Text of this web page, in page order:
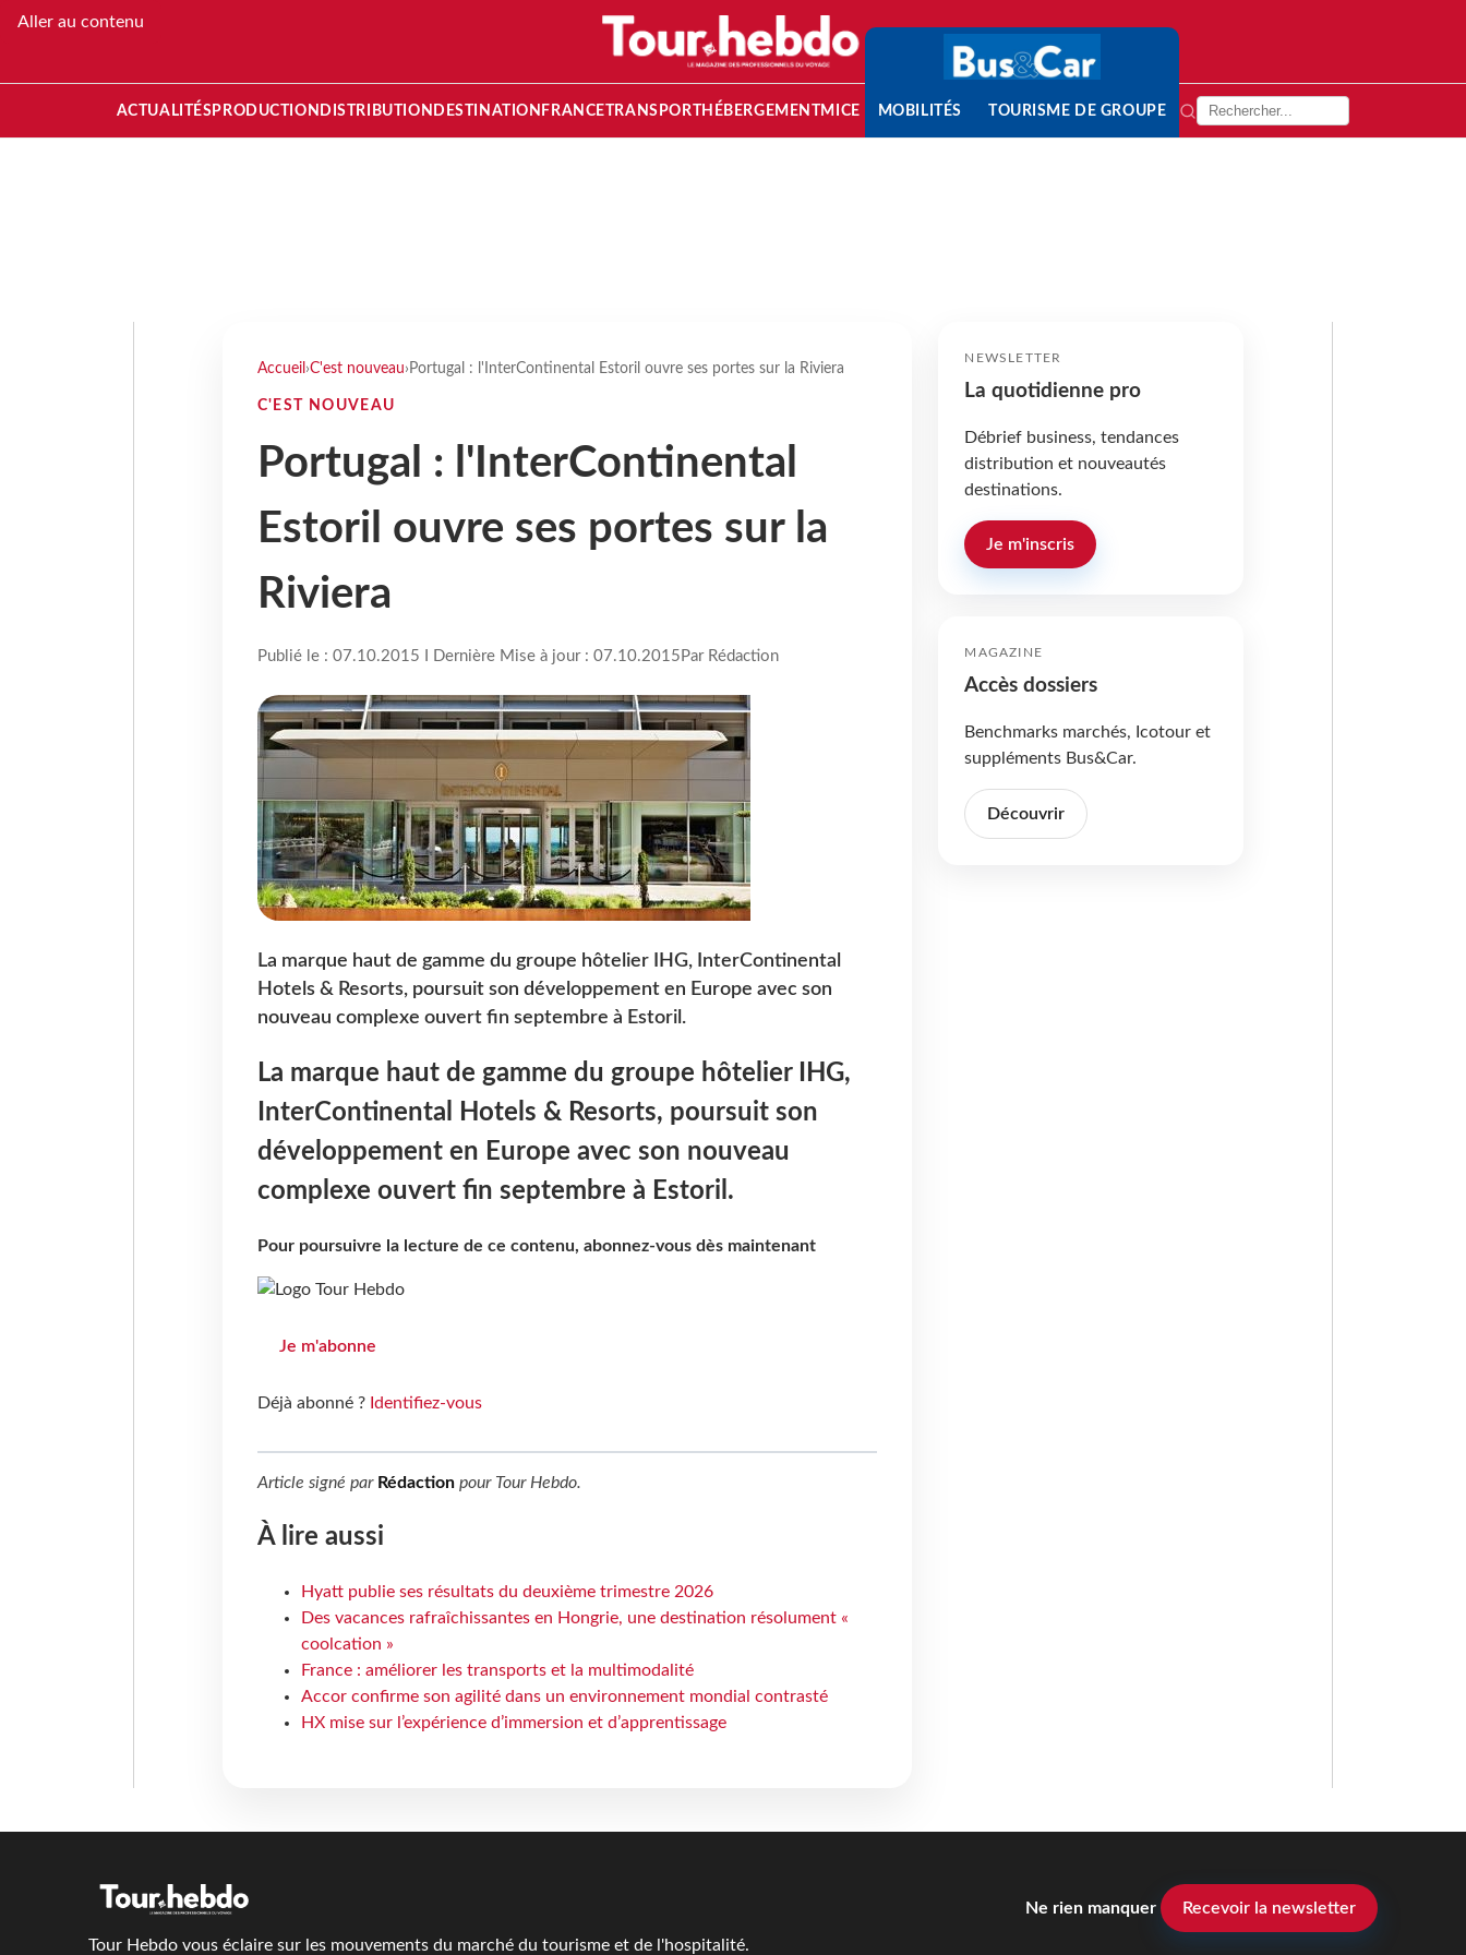
Aller au contenu
ACTUALITÉS PRODUCTION DISTRIBUTION DESTINATION FRANCETRANSPORT HÉBERGEMENTMICE MOBILITÉS TOURISME DE GROUPE
Accueil ›C'est nouveau› Portugal : l'InterContinental Estoril ouvre ses portes sur la Riviera
C'EST NOUVEAU
Portugal : l'InterContinental
Estoril ouvre ses portes sur la
Riviera
Publié le : 07.10.2015 I Dernière Mise à jour : 07.10.2015 Par Rédaction
La marque haut de gamme du groupe hôtelier IHG, InterContinental
Hotels & Resorts, poursuit son développement en Europe avec son
nouveau complexe ouvert fin septembre à Estoril.
La marque haut de gamme du groupe hôtelier IHG,
InterContinental Hotels & Resorts, poursuit son
développement en Europe avec son nouveau
complexe ouvert fin septembre à Estoril.
Pour poursuivre la lecture de ce contenu, abonnez-vous dès maintenant
Je m'abonne
Déjà abonné ? Identifiez-vous
Article signé par Rédactionpour Tour Hebdo.
À lire aussi
Hyatt publie ses résultats du deuxième trimestre 2026
Des vacances rafraîchissantes en Hongrie, une destination résolument «
coolcation »
France : améliorer les transports et la multimodalité
Accor confirme son agilité dans un environnement mondial contrasté
HX mise sur l’expérience d’immersion et d’apprentissage
NEWSLETTER
La quotidienne pro
Débrief business, tendances
distribution et nouveautés
destinations.
Je m'inscris
MAGAZINE
Accès dossiers
Benchmarks marchés, Icotour et
suppléments Bus&Car.
Découvrir
Tour Hebdo vous éclaire sur les mouvements du marché du tourisme et de l'hospitalité.
Ne rien manquer Recevoir la newsletter